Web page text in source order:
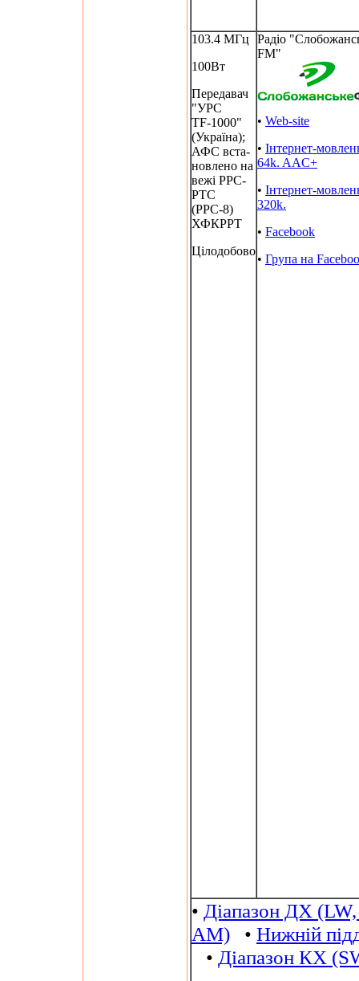
103.4 МГц
100Вт
Передавач
"УРС
TF-1000"
(Україна);
АФС вста-
новлено на
вежі РРС-
РТС
(РРС-8)
ХФКРРТ
Цілодобово
Радіо
FM"
• Web-site
• Інтернет-
64k. AAC+
• Інтернет-
320k.
• Facebook
• Група на
• Діапазон ДХ
AM) • Нижній
• Діапазон КХ